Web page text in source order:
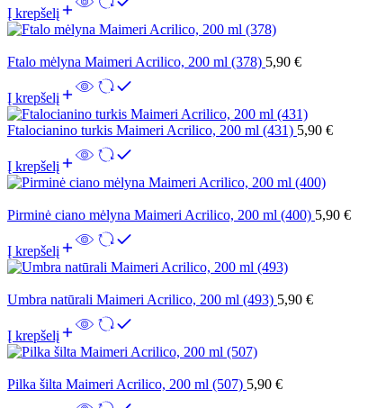
Į krepšelį
Ftalo mėlyna Maimeri Acrilico, 200 ml (378) 5,90 €
Į krepšelį
Ftalocianino turkis Maimeri Acrilico, 200 ml (431) 5,90 €
Į krepšelį
Pirminė ciano mėlyna Maimeri Acrilico, 200 ml (400) 5,90 €
Į krepšelį
Umbra natūrali Maimeri Acrilico, 200 ml (493) 5,90 €
Į krepšelį
Pilka šilta Maimeri Acrilico, 200 ml (507) 5,90 €